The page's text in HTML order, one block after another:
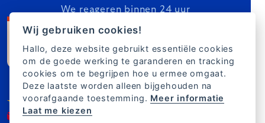
We reageren binnen 24 uur
Wij gebruiken cookies!
Hallo, deze website gebruikt essentiële cookies
om de goede werking te garanderen en tracking
cookies om te begrijpen hoe u ermee omgaat.
Deze laatste worden alleen bijgehouden na
voorafgaande toestemming. Meer informatie
Laat me kiezen